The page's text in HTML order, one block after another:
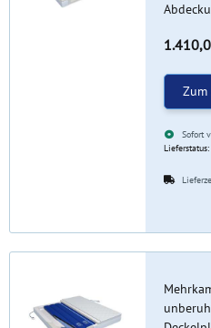
Sofort